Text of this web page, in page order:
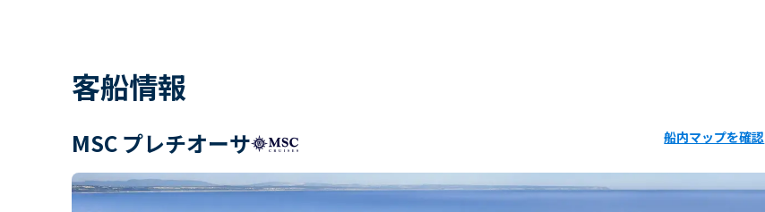
客船情報
MSC プレチオーサ 船内マップを確認